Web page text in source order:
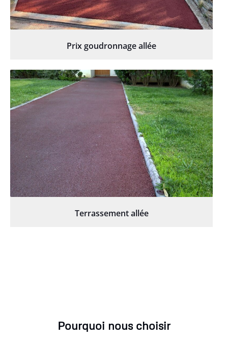
Prix goudronnage allée
Terrassement allée
Pourquoi nous choisir